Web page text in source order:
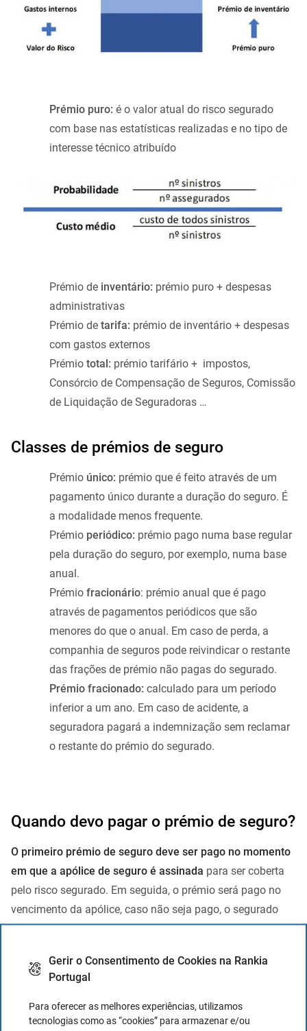
Gerir o Consentimento de Cookies na Rankia
Portugal
Para oferecer as melhores experiências, utilizamos
tecnologias como as “cookies” para armazenar e/ou
Prémio puro: é o valor atual do risco segurado
com base nas estatísticas realizadas e no tipo de
interesse técnico atribuído
Prémio de inventário: prémio puro + despesas
administrativas
Prémio de tarifa: prémio de inventário + despesas
com gastos externos
Prémio total: prémio tarifário + impostos,
Consórcio de Compensação de Seguros, Comissão
de Liquidação de Seguradoras …
Classes de prémios de seguro
Prémio único: prémio que é feito através de um
pagamento único durante a duração do seguro. É
a modalidade menos frequente.
Prémio periódico: prémio pago numa base regular
pela duração do seguro, por exemplo, numa base
anual.
Prémio fracionário: prémio anual que é pago
através de pagamentos periódicos que são
menores do que o anual. Em caso de perda, a
companhia de seguros pode reivindicar o restante
das frações de prémio não pagas do segurado.
Prémio fracionado: calculado para um período
inferior a um ano. Em caso de acidente, a
seguradora pagará a indemnização sem reclamar
o restante do prémio do segurado.
Quando devo pagar o prémio de seguro?
O primeiro prémio de seguro deve ser pago no momento
em que a apólice de seguro é assinada para ser coberta
pelo risco segurado. Em seguida, o prémio será pago no
vencimento da apólice, caso não seja pago, o segurado
terá ummês de graçapara pagar o prémio.
Note-se que, após cinco meses sem ter pago o preço do
seguro,
a cobertura será suspensa
após o vencimento do seguro, ele será rescindido.